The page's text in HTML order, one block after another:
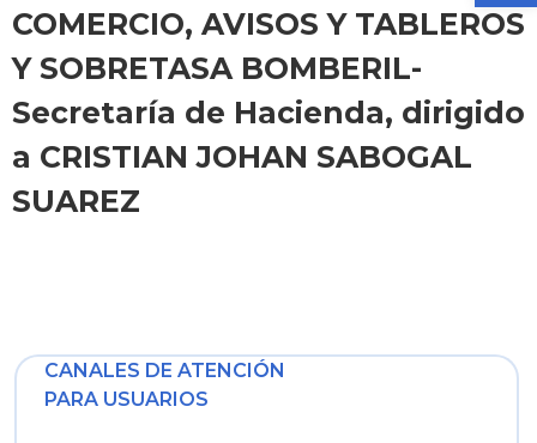
COMERCIO, AVISOS Y TABLEROS
Y SOBRETASA BOMBERIL-
Secretaría de Hacienda, dirigido
a CRISTIAN JOHAN SABOGAL
SUAREZ
CANALES DE ATENCIÓN
PARA USUARIOS